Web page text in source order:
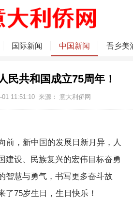
国际新闻 中国新闻 吾乡美
民共和国成立75周年！
01 11:51:10 来源： 意大利侨网
，新中国的发展日新月异，人
建设、民族复兴的宏伟目标奋勇
智慧与勇气，书写更多奋斗故
了75岁生日，生日快乐！